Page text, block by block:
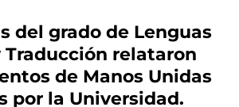
del grado de Lenguas
Traducción relataron
de Manos Unidas
por la Universidad.